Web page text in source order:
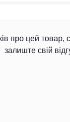
про цей товар,
залиште свій